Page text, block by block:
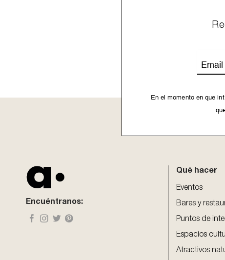
Email
En el momento en que
Encuéntranos:
Qué hacer
Eventos
Bares y
Puntos de
Espacios
Atractivos